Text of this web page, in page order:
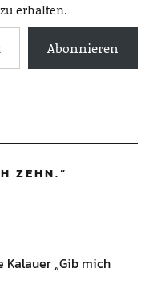
erhalten.
Abonnieren
ZEHN.”
Kalauer „Gib mich